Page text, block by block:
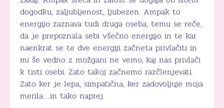
dogodku, zaljubljenost, ljubezen. Ampak to
energijo zaznava tudi druga oseba, temu se reče,
da je prepoznala sebi všečno energijo in te kar
naenkrat se te dve energiji začneta privlačiti in
mi še vedno z možgani ne vemo, kaj nas privlači
k tisti osebi. Zato takoj začnemo razčlenjevati.
Zato ker je lepa, simpatična, ker zadovoljuje moja
merila….in tako naprej.